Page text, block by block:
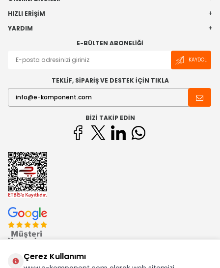
HIZLI ERIŞIM
YARDIM
E-BÜLTEN ABONELIĞI
KAYDOL
TEKLİF, SİPARİŞ VE DESTEK İÇİN TIKLA
BIZI TAKIP EDIN
Çerez Kullanımı